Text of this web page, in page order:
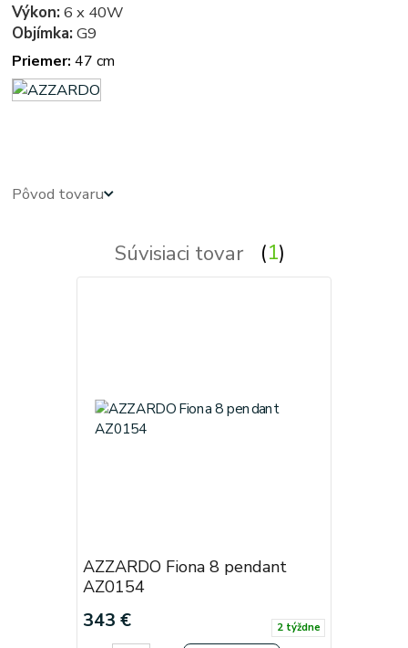
Výkon: 6 x 40W
Objímka: G9
Priemer: 47 cm
Pôvod tovaru
Súvisiaci tovar 1
AZZARDO Fiona 8 pendant
AZ0154
343 € 2 týždne